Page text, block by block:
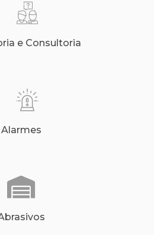
e Consultoria
Alarmes